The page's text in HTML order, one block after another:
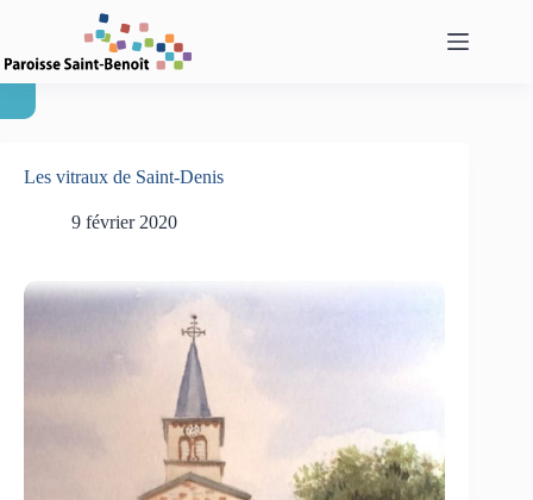
Les vitraux de Saint-Denis
9 février 2020